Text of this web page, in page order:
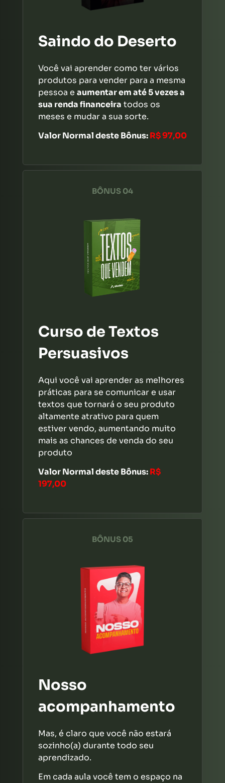
Saindo do Deserto
Você vai aprender como ter vários
produtos para vender para a mesma
pessoa e aumentar em até 5 vezes a
sua renda financeira todos os
meses e mudar a sua sorte.
Valor Normal deste Bônus:R$ 97,00
BÔNUS 04
Curso de Textos
Persuasivos
Aqui você vai aprender as melhores
práticas para se comunicar e usar
textos que tornará o seu produto
altamente atrativo para quem
estiver vendo, aumentando muito
mais as chances de venda do seu
produto
Valor Normal deste Bônus:R$
197,00
BÔNUS 05
Nosso
acompanhamento
Mas, é claro que você não estará
sozinho(a) durante todo seu
aprendizado.
Em cada aula você tem o espaço na